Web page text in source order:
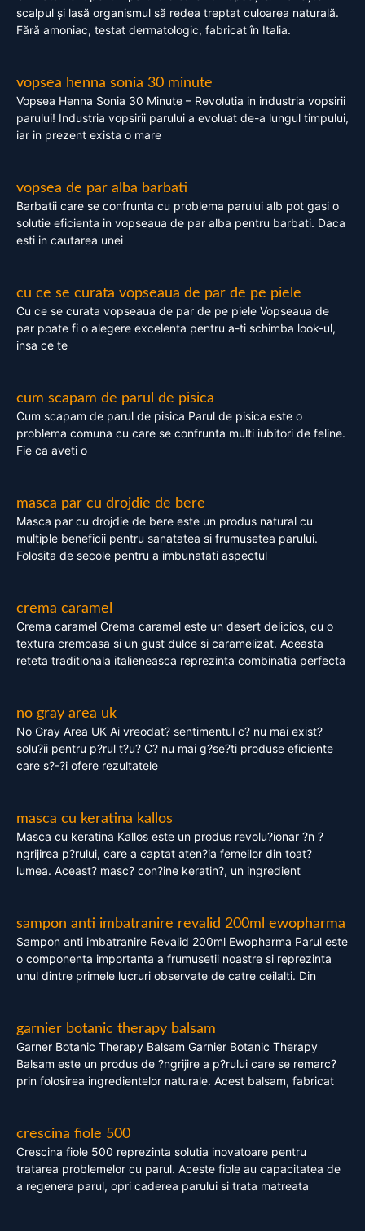
scalpul și lasă organismul să redea treptat culoarea naturală.
Fără amoniac, testat dermatologic, fabricat în Italia.
vopsea henna sonia 30 minute
Vopsea Henna Sonia 30 Minute – Revolutia in industria vopsirii
parului! Industria vopsirii parului a evoluat de-a lungul timpului,
iar in prezent exista o mare
vopsea de par alba barbati
Barbatii care se confrunta cu problema parului alb pot gasi o
solutie eficienta in vopseaua de par alba pentru barbati. Daca
esti in cautarea unei
cu ce se curata vopseaua de par de pe piele
Cu ce se curata vopseaua de par de pe piele Vopseaua de
par poate fi o alegere excelenta pentru a-ti schimba look-ul,
insa ce te
cum scapam de parul de pisica
Cum scapam de parul de pisica Parul de pisica este o
problema comuna cu care se confrunta multi iubitori de feline.
Fie ca aveti o
masca par cu drojdie de bere
Masca par cu drojdie de bere este un produs natural cu
multiple beneficii pentru sanatatea si frumusetea parului.
Folosita de secole pentru a imbunatati aspectul
crema caramel
Crema caramel Crema caramel este un desert delicios, cu o
textura cremoasa si un gust dulce si caramelizat. Aceasta
reteta traditionala italieneasca reprezinta combinatia perfecta
no gray area uk
No Gray Area UK Ai vreodat? sentimentul c? nu mai exist?
solu?ii pentru p?rul t?u? C? nu mai g?se?ti produse eficiente
care s?-?i ofere rezultatele
masca cu keratina kallos
Masca cu keratina Kallos este un produs revolu?ionar ?n ?
ngrijirea p?rului, care a captat aten?ia femeilor din toat?
lumea. Aceast? masc? con?ine keratin?, un ingredient
sampon anti imbatranire revalid 200ml ewopharma
Sampon anti imbatranire Revalid 200ml Ewopharma Parul este
o componenta importanta a frumusetii noastre si reprezinta
unul dintre primele lucruri observate de catre ceilalti. Din
garnier botanic therapy balsam
Garner Botanic Therapy Balsam Garnier Botanic Therapy
Balsam este un produs de ?ngrijire a p?rului care se remarc?
prin folosirea ingredientelor naturale. Acest balsam, fabricat
crescina fiole 500
Crescina fiole 500 reprezinta solutia inovatoare pentru
tratarea problemelor cu parul. Aceste fiole au capacitatea de
a regenera parul, opri caderea parului si trata matreata